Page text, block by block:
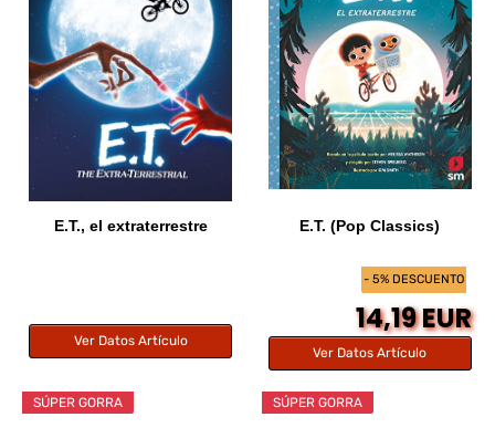
E.T., el extraterrestre
Ver Datos Artículo
- 5% DESCUENTO
E.T. (Pop Classics)
14,19 EUR
Ver Datos Artículo
SÚPER GORRA SÚPER GORRA